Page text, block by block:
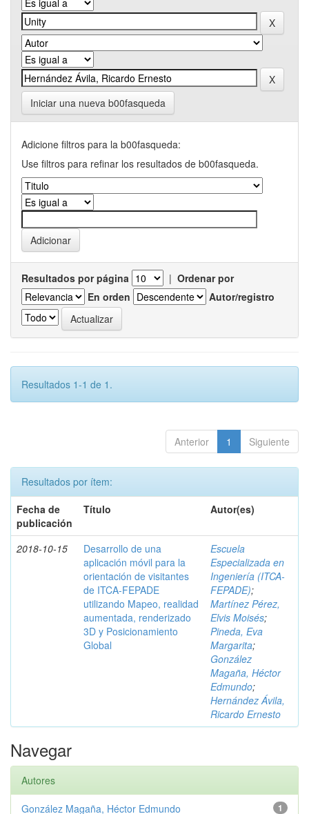
Iniciar una nueva b00fasqueda
Adicione filtros para la b00fasqueda:
Use filtros para refinar los resultados de b00fasqueda.
Resultados por página | Ordenar por
En orden
Autor/registro
Resultados 1-1 de 1.
Anterior 1 Siguiente
Resultados por ítem:
Fecha de
publicación
Título Autor(es)
2018-10-15
Desarrollo de una
aplicación móvil para la
orientación de visitantes
de ITCA-FEPADE
utilizando Mapeo, realidad
aumentada, renderizado
3D y Posicionamiento
Global
Escuela
Especializada en
Ingeniería (ITCA-
FEPADE);
Martínez Pérez,
Elvis Moisés;
Pineda, Eva
Margarita;
González
Magaña, Héctor
Edmundo;
Hernández Ávila,
Ricardo Ernesto
Navegar
Autores
1
González Magaña, Héctor Edmundo